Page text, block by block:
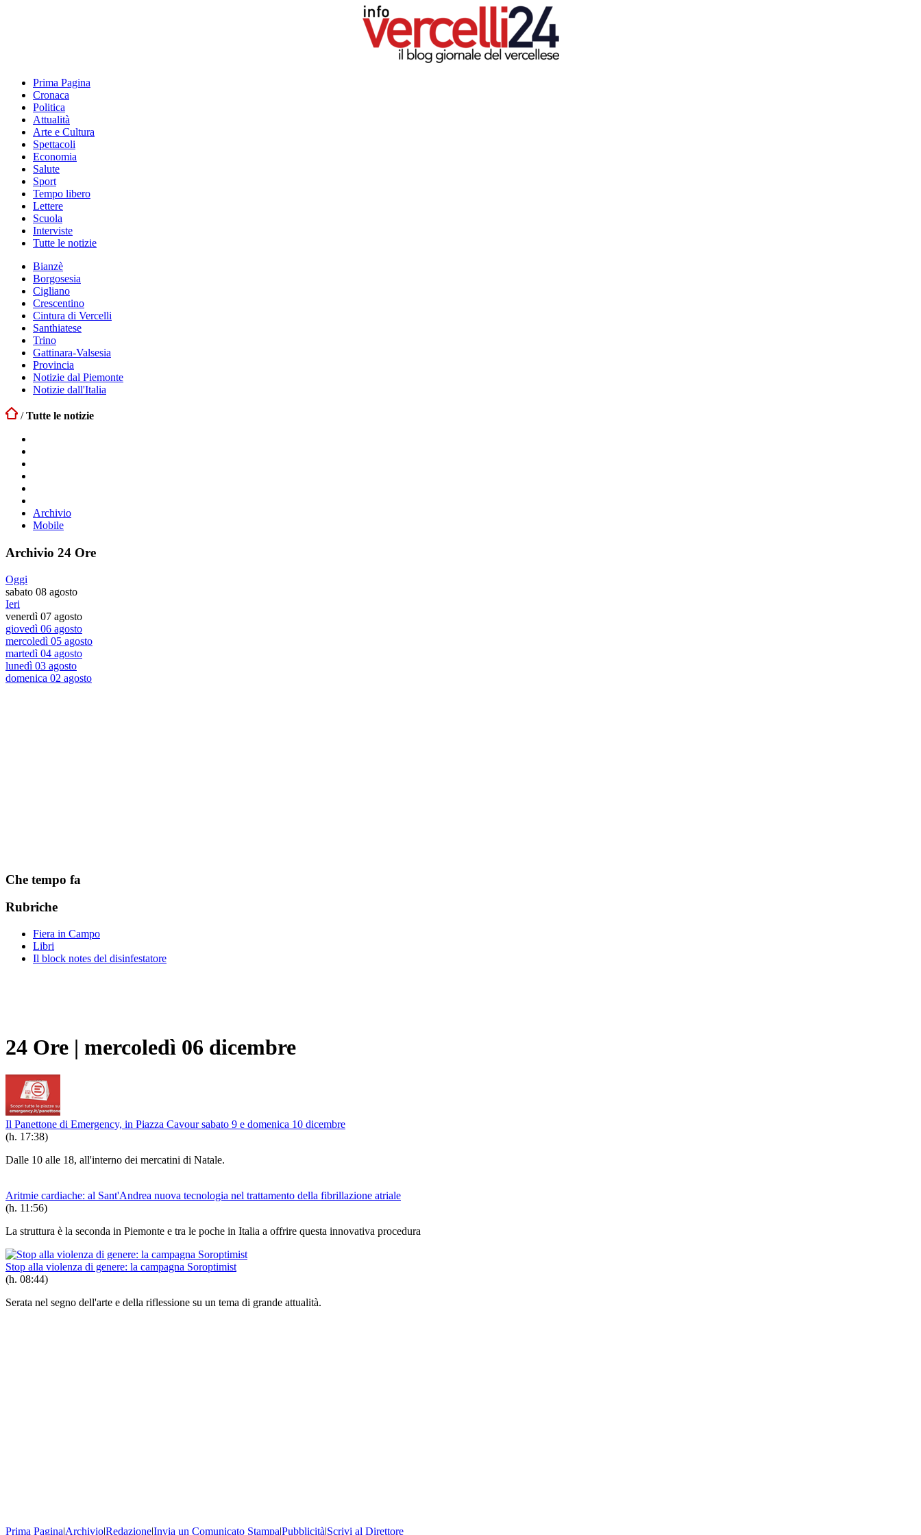
Prima Pagina
Cronaca
Politica
Attualità
Arte e Cultura
Spettacoli
Economia
Salute
Sport
Tempo libero
Lettere
Scuola
Interviste
Tutte le notizie
Bianzè
Borgosesia
Cigliano
Crescentino
Cintura di Vercelli
Santhiatese
Trino
Gattinara-Valsesia
Provincia
Notizie dal Piemonte
Notizie dall'Italia
/Tutte le notizie
Archivio
Mobile
Archivio 24 Ore
Oggi
sabato 08 agosto
Ieri
venerdì 07 agosto
giovedì 06 agosto
mercoledì 05 agosto
martedì 04 agosto
lunedì 03 agosto
domenica 02 agosto
Che tempo fa
Rubriche
Fiera in Campo
Libri
Il block notes del disinfestatore
24 Ore | mercoledì 06 dicembre
Il Panettone di Emergency, in Piazza Cavour sabato 9 e domenica 10 dicembre
(h. 17:38)
Dalle 10 alle 18, all'interno dei mercatini di Natale.
Aritmie cardiache: al Sant'Andrea nuova tecnologia nel trattamento della fibrillazione atriale
(h. 11:56)
La struttura è la seconda in Piemonte e tra le poche in Italia a offrire questa innovativa procedura
Stop alla violenza di genere: la campagna Soroptimist
(h. 08:44)
Serata nel segno dell'arte e della riflessione su un tema di grande attualità.
Prima Pagina|Archivio|Redazione|Invia un Comunicato Stampa|Pubblicità|Scrivi al Direttore